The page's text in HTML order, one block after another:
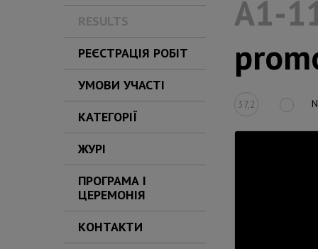
RESULTS
РЕЄСТРАЦІЯ РОБІТ
УМОВИ УЧАСТІ
КАТЕГОРІЇ
ЖУРІ
ПРОГРАМА І
ЦЕРЕМОНІЯ
КОНТАКТИ
A1-
37,2